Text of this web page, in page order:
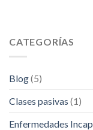
CATEGORÍAS
Blog(5)
Clases pasivas (1)
Enfermedades